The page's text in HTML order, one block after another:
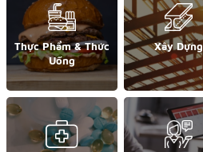
Thực Phẩm & Thức
Uống
Xây Dựng